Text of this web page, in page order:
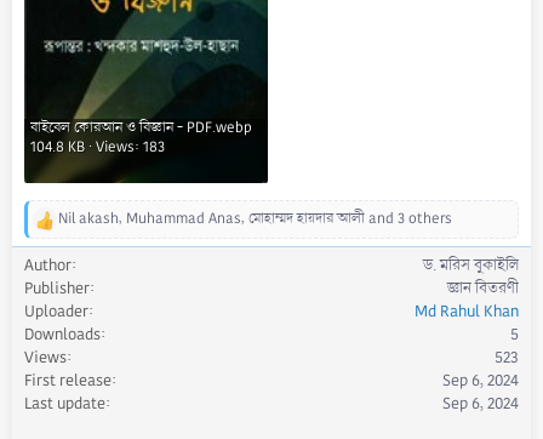
বাইবেল কোরআন ও বিজ্ঞান - PDF.webp
104.8 KB · Views: 183
R
e
a
c
t
i
o
n
s
Nil akash, Muhammad Anas, মোহাম্মদ হায়দার আলীand 3 others
Author
ড. মরিস বুকাইলি
Publisher
জ্ঞান বিতরণী
Uploader
Md Rahul Khan
Downloads
5
Views
523
First release
Sep 6, 2024
Last update
Sep 6, 2024